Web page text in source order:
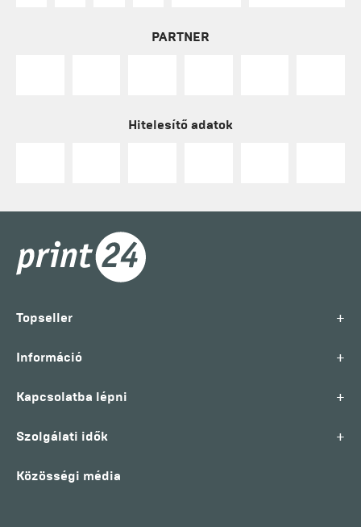
PARTNER
Hitelesítő adatok
Topseller +
Információ +
Kapcsolatba lépni +
Szolgálati idők +
Közösségi média